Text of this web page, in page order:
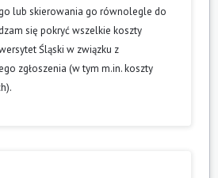
lub skierowania go równolegle do
się pokryć wszelkie koszty
Śląski w związku z
zgłoszenia (w tym m.in. koszty